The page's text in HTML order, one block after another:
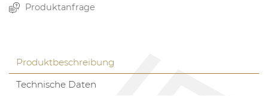
Produktanfrage
Produktbeschreibung
Technische Daten